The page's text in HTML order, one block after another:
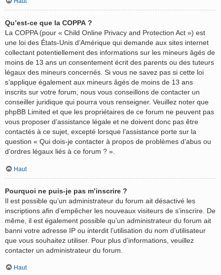
Qu’est-ce que la COPPA ?
La COPPA (pour « Child Online Privacy and Protection Act ») est
une loi des États-Unis d’Amérique qui demande aux sites internet
collectant potentiellement des informations sur les mineurs âgés de
moins de 13 ans un consentement écrit des parents ou des tuteurs
légaux des mineurs concernés. Si vous ne savez pas si cette loi
s’applique également aux mineurs âgés de moins de 13 ans
inscrits sur votre forum, nous vous conseillons de contacter un
conseiller juridique qui pourra vous renseigner. Veuillez noter que
phpBB Limited et que les propriétaires de ce forum ne peuvent pas
vous proposer d’assistance légale et ne doivent donc pas être
contactés à ce sujet, excepté lorsque l’assistance porte sur la
question « Qui dois-je contacter à propos de problèmes d’abus ou
d’ordres légaux liés à ce forum ? ».
Haut
Pourquoi ne puis-je pas m’inscrire ?
Il est possible qu’un administrateur du forum ait désactivé les
inscriptions afin d’empêcher les nouveaux visiteurs de s’inscrire. De
même, il est également possible qu’un administrateur du forum ait
banni votre adresse IP ou interdit l’utilisation du nom d’utilisateur
que vous souhaitez utiliser. Pour plus d’informations, veuillez
contacter un administrateur du forum.
Haut